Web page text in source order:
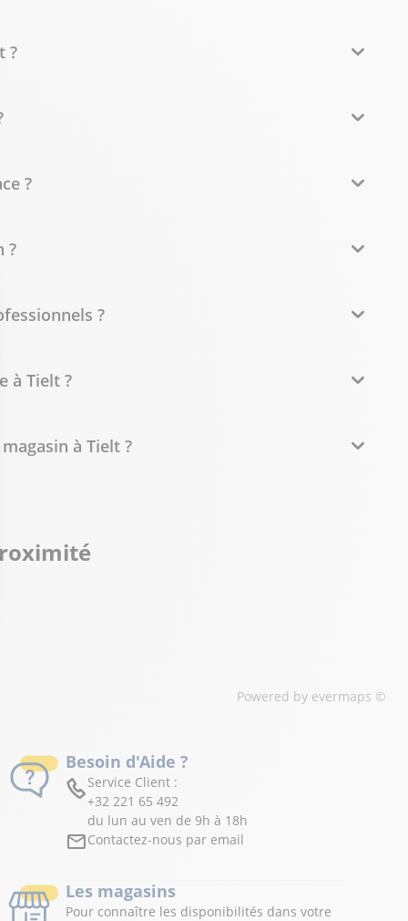
?
?
?
?
à Tielt ?
à Tielt ?
Powered by evermaps ©
Besoin d'Aide ?
Service Client :
+32 221 65 492
du lun au ven de 9h à 18h
Contactez-nous par email
Les magasins
Pour connaître les disponibilités dans votre